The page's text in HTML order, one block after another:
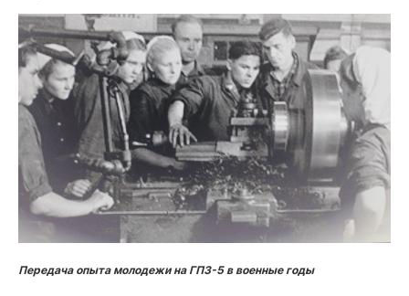
Передача опыта молодежи на ГПЗ-5 в военные годы